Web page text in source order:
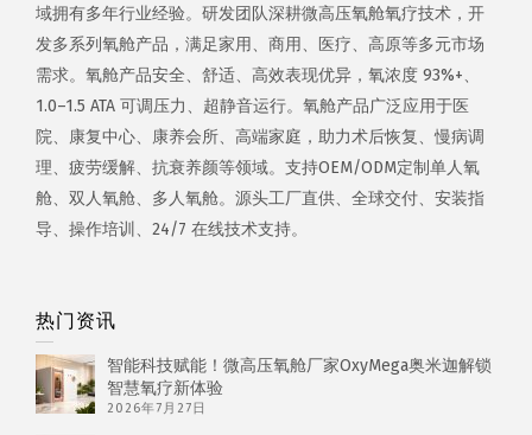
域拥有多年行业经验。研发团队深耕微高压氧舱氧疗技术，开
发多系列氧舱产品，满足家用、商用、医疗、高原等多元市场
需求。氧舱产品安全、舒适、高效表现优异，氧浓度 93%+、
1.0–1.5 ATA 可调压力、超静音运行。氧舱产品广泛应用于医
院、康复中心、康养会所、高端家庭，助力术后恢复、慢病调
理、疲劳缓解、抗衰养颜等领域。支持OEM/ODM定制单人氧
舱、双人氧舱、多人氧舱。源头工厂直供、全球交付、安装指
导、操作培训、24/7 在线技术支持。
热门资讯
智能科技赋能！微高压氧舱厂家OxyMega奥米迦解锁
智慧氧疗新体验
2026年7月27日